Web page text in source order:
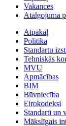
Vakances
Atalgojuma
Atpakaļ
Politika
Standartu
Tehniskās
MVU
Apmācības
BIM
Būvniecība
Eirokodeksi
Standarti un
Mākslīgais